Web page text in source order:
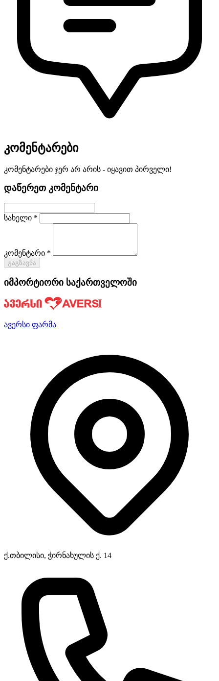
კომენტარები
კომენტარები ჯერ არ არის - იყავით პირველი!
დაწერეთ კომენტარი
სახელი *
კომენტარი *
გაგზავნა
იმპორტიორი საქართველოში
ავერსი ფარმა
ქ.თბილისი, ჭირნახულის ქ. 14